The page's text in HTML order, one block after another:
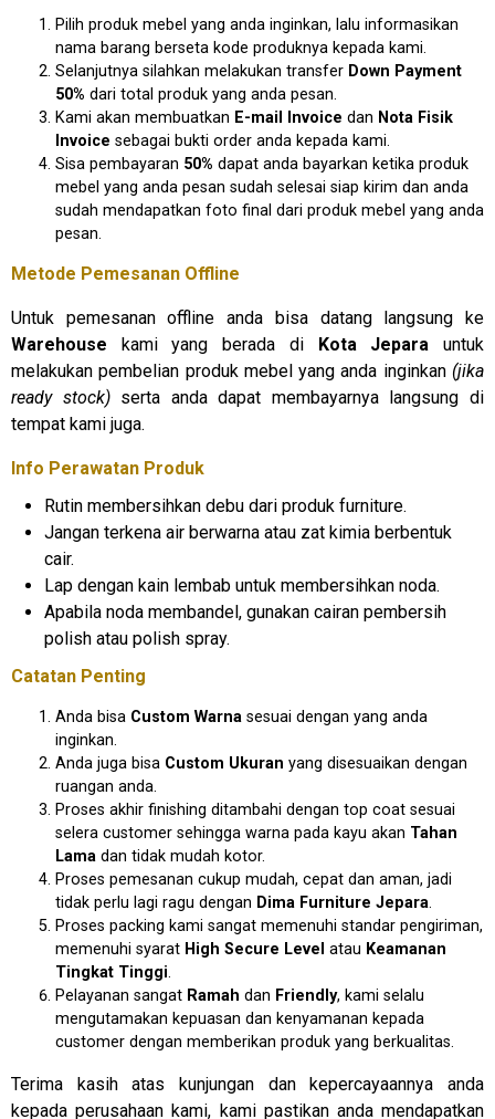
Pilih produk mebel yang anda inginkan, lalu informasikan
nama barang berseta kode produknya kepada kami.
Selanjutnya silahkan melakukan transfer Down Payment
50% dari total produk yang anda pesan.
Kami akan membuatkan E-mail Invoice dan Nota Fisik
Invoice sebagai bukti order anda kepada kami.
Sisa pembayaran 50% dapat anda bayarkan ketika produk
mebel yang anda pesan sudah selesai siap kirim dan anda
sudah mendapatkan foto final dari produk mebel yang anda
pesan.
Metode Pemesanan Offline
Untuk pemesanan offline anda bisa datang langsung ke
Warehouse kami yang berada di Kota Jepara untuk
melakukan pembelian produk mebel yang anda inginkan (jika
ready stock)serta anda dapat membayarnya langsung di
tempat kami juga.
Info Perawatan Produk
Rutin membersihkan debu dari produk furniture.
Jangan terkena air berwarna atau zat kimia berbentuk
cair.
Lap dengan kain lembab untuk membersihkan noda.
Apabila noda membandel, gunakan cairan pembersih
polish atau polish spray.
Catatan Penting
Anda bisa Custom Warna sesuai dengan yang anda
inginkan.
Anda juga bisa Custom Ukuran yang disesuaikan dengan
ruangan anda.
Proses akhir finishing ditambahi dengan top coat sesuai
selera customer sehingga warna pada kayu akan Tahan
Lama dan tidak mudah kotor.
Proses pemesanan cukup mudah, cepat dan aman, jadi
tidak perlu lagi ragu dengan Dima Furniture Jepara.
Proses packing kami sangat memenuhi standar pengiriman,
memenuhi syarat High Secure Level atau Keamanan
Tingkat Tinggi.
Pelayanan sangat Ramah dan Friendly, kami selalu
mengutamakan kepuasan dan kenyamanan kepada
customer dengan memberikan produk yang berkualitas.
Terima kasih atas kunjungan dan kepercayaannya anda
kepada perusahaan kami, kami pastikan anda mendapatkan